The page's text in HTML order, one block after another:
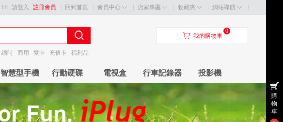
回到首頁 會員中心 店家專區 收藏夾 網站導航
Hi 請登入 註冊會員
縮時 商用 雙卡 充值卡 福利品
󰃦 我的購物車
0
智慧型手機 行動硬碟 電視盒 行車記錄器 投影機
購
物
車